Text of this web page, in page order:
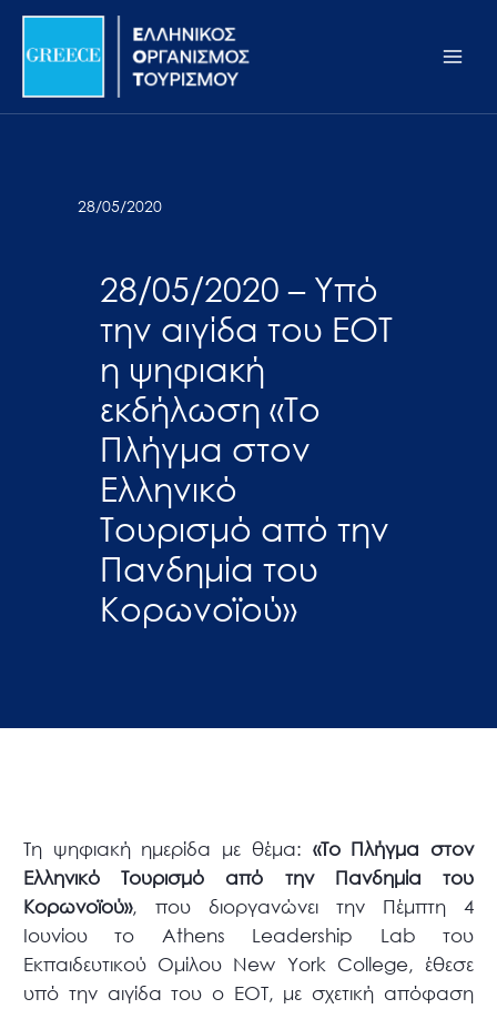
Σημείωση:
ιστότοπος
προσβασιμότητας.
Μετάβαση
περιεχόμενο
28/05/2020
28/05/2020 – Υπό
την αιγίδα του ΕΟΤ
η ψηφιακή
εκδήλωση «Το
Πλήγμα στον
Ελληνικό
Τουρισμό από την
Πανδημία του
Κορωνοϊού»
Τη ψηφιακή ημερίδα με θέμα: «Το Πλήγμα στον
Ελληνικό Τουρισμό από την Πανδημία του
Κορωνοϊού», που διοργανώνει την Πέμπτη 4
Ιουνίου το Athens Leadership Lab του
Εκπαιδευτικού Ομίλου New York College, έθεσε
υπό την αιγίδα του ο ΕΟΤ, με σχετική απόφαση